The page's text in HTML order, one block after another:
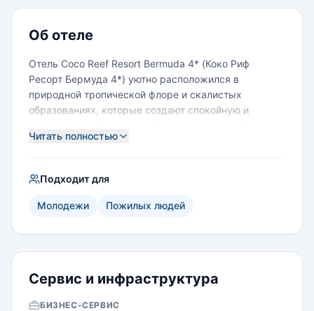
Об отеле
Отель Coco Reef Resort Bermuda 4* (Коко Риф
Ресорт Бермуда 4*) уютно расположился в
природной тропической флоре и скалистых
образованиях, которые создают спокойную и
находиться приблизительно посередине между
достопримечательностями острова и совсем близко
к столице - городу Гамильтон.
Читать полностью
Подходит для
Молодежи Пожилых людей
Сервис и инфраструктура
БИЗНЕС-СЕРВИС